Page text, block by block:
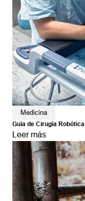
Medicina
Guía de Cirugía Robótica
Leer más